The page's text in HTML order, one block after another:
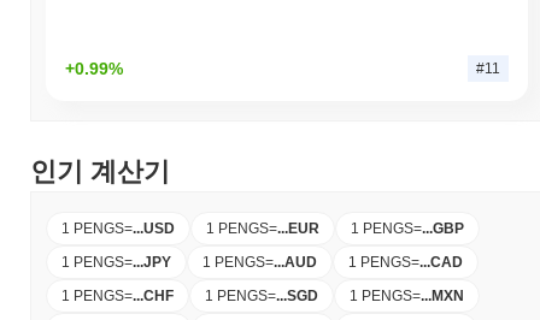
+0.99% #11
인기 계산기
1 PENGS=...USD 1 PENGS=...EUR 1 PENGS=...GBP
1 PENGS=...JPY 1 PENGS=...AUD 1 PENGS=...CAD
1 PENGS=...CHF 1 PENGS=...SGD 1 PENGS=...MXN